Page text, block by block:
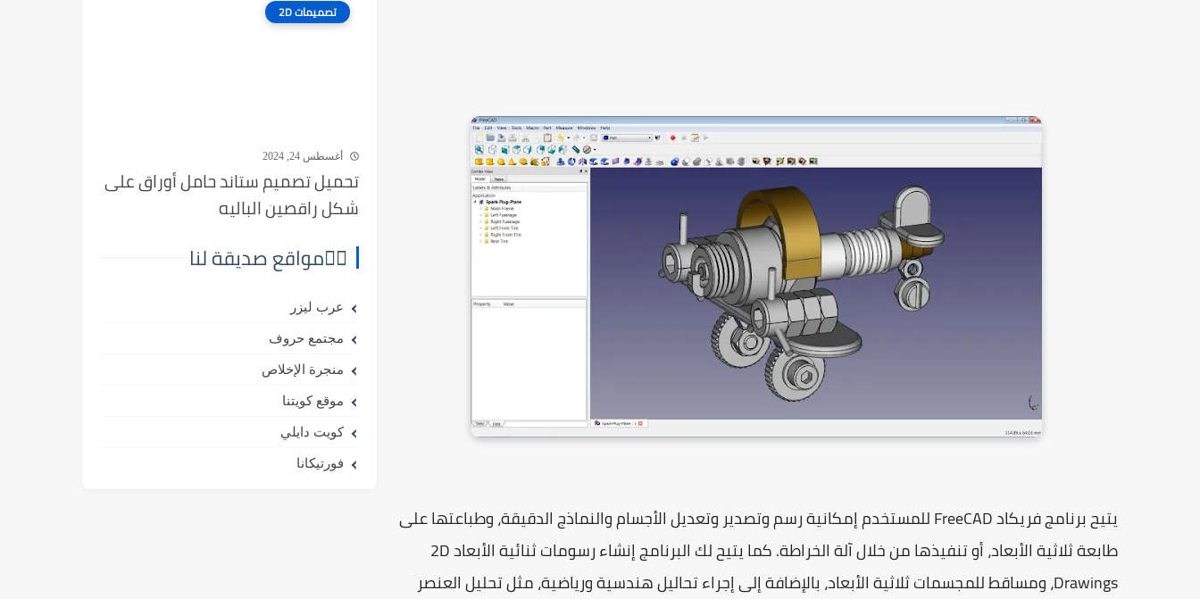
يتيحبرنامج فريكاد FreeCAD للمستخدم إمكانيةرسم وتصدير وتعديل الأجسام والنماذجالدقيقة، وطباعتها على
طابعة ثلاثية الأبعاد، أو تنفيذها من خلالآلة الخراطة. كما يتيح لك البرنامجإنشاء رسومات ثنائية الأبعاد2D
Drawings، ومساقطللمجسمات ثلاثية الأبعاد، بالإضافة إلى إجراءتحاليل هندسية ورياضية، مثلتحليل العنصر
تصميمات 2D
أغسطس 24, 2024
تحميل تصميم ستاند حامل أوراق على
شكل راقصين الباليه
⛓️‍💥مواقع صديقة لنا
عرب ليزر
مجتمع حروف
منجرة الإخلاص
موقع كويتنا
كويت دايلي
فورتيكانا